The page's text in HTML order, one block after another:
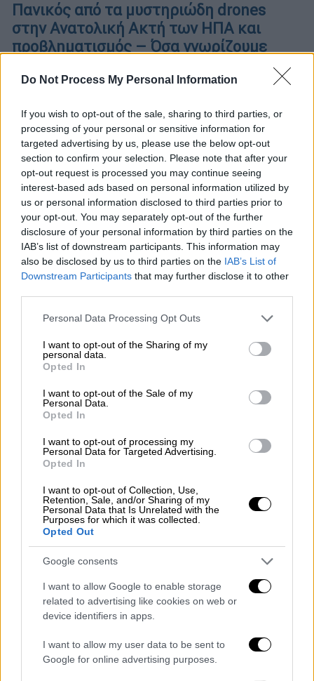
Do Not Process My Personal Information
If you wish to opt-out of the sale, sharing to third parties, or
processing of your personal or sensitive information for
targeted advertising by us, please use the below opt-out
section to confirm your selection. Please note that after your
opt-out request is processed you may continue seeing
interest-based ads based on personal information utilized by
us or personal information disclosed to third parties prior to
your opt-out. You may separately opt-out of the further
disclosure of your personal information by third parties on the
IAB’s list of downstream participants. This information may
also be disclosed by us to third parties on the IAB’s List of
Downstream Participants that may further disclose it to other
Please note that this website/app uses one or more Google
not limited to your visit or usage behaviour. You may click to
grant or deny consent to Google and its third-party tags to
use your data for below specified purposes in below Google
consent section.
Personal Data Processing Opt Outs
I want to opt-out of the Sharing of my
personal data.
Opted In
I want to opt-out of the Sale of my
Personal Data.
Opted In
I want to opt-out of processing my
Personal Data for Targeted Advertising.
Opted In
I want to opt-out of Collection, Use,
Retention, Sale, and/or Sharing of my
Personal Data that Is Unrelated with the
Purposes for which it was collected.
Opted Out
Google consents
I want to allow Google to enable storage
related to advertising like cookies on web or
device identifiers in apps.
I want to allow my user data to be sent to
Google for online advertising purposes.
Πανικός από τα μυστηριώδη drones
στην Ανατολική Ακτή των ΗΠΑ και
προβληματισμός – Όσα γνωρίζουμε
Ορισμένοι νομοθέτες ζήτησαν την
κατάρριψη των μη επανδρωμένων
άλλοι εξέφρασαν την ανησυχία τους για τα
συντρίμμια που πέφτουν και θέτουν σε
κίνδυνο πυκνοκατοικημένες περιοχές
Κόσμος|24.11.2024 07:54
Μαίνεται η ένταση μεταξύ Ρωσίας και
Ουκρανίας - Ο Ζελένσκι εκτιμά πως ο
πόλεμος θα τελειώσει το 2025
Επίθεση με drones στο Κουρσκ - Σε
συναγερμό το Κίεβο